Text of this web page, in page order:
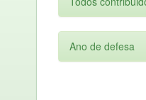
Ano de defesa